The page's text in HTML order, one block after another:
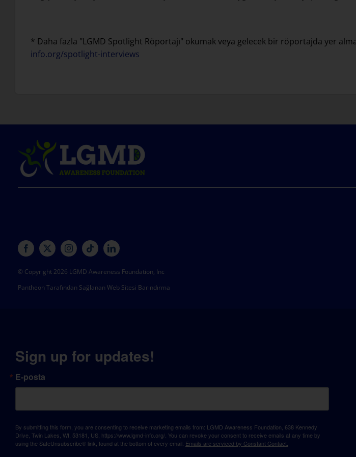
* Daha fazla "LGMD Spotlight Röportajı" okumak veya gelecek bir röportajda yer
info.org/spotlight-interviews
© Copyright 2026 LGMD Awareness Foundation, Inc
Pantheon Tarafından Sağlanan Web Sitesi Barındırma
Sign up for updates!
E-posta
By submitting this form, you are consenting to receive marketing emails from: LGMD Awareness Foundation, 638 Kennedy
Drive, Twin Lakes, WI, 53181, US, https://www.lgmd-info.org/. You can revoke your consent to receive emails at any time by
using the SafeUnsubscribe® link, found at the bottom of every email. Emails are serviced by Constant Contact.